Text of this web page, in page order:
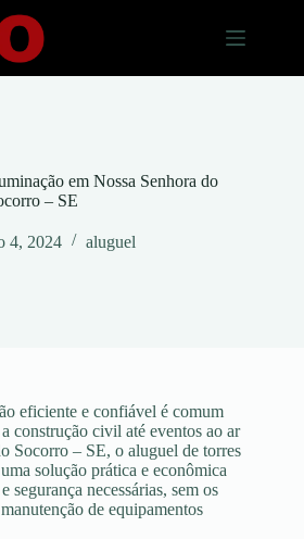
em Nossa Senhora do
– SE
4, 2024 aluguel
eficiente e confiável é comum
construção civil até eventos ao ar
Socorro – SE, o aluguel de torres
solução prática e econômica
segurança necessárias, sem os
de equipamentos